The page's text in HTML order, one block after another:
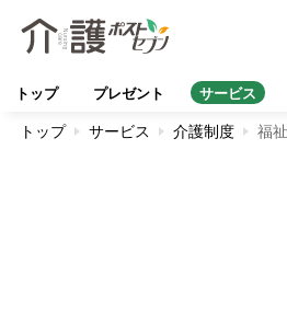
トップ プレゼント サービス
トップ サービス 介護制度 福